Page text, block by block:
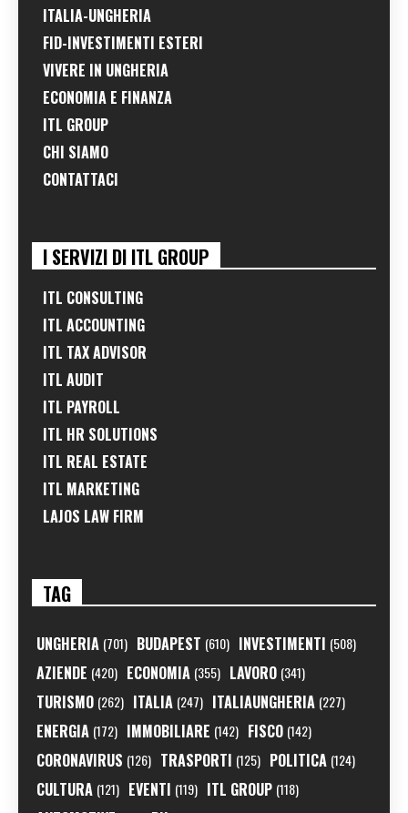
ITALIA-UNGHERIA
FID-INVESTIMENTI ESTERI
VIVERE IN UNGHERIA
ECONOMIA E FINANZA
ITL GROUP
CHI SIAMO
CONTATTACI
I SERVIZI DI ITL GROUP
ITL CONSULTING
ITL ACCOUNTING
ITL TAX ADVISOR
ITL AUDIT
ITL PAYROLL
ITL HR SOLUTIONS
ITL REAL ESTATE
ITL MARKETING
LAJOS LAW FIRM
TAG
UNGHERIA (701) BUDAPEST (610) INVESTIMENTI (508)
AZIENDE (420) ECONOMIA (355) LAVORO (341)
TURISMO (262) ITALIA (247) ITALIAUNGHERIA (227)
ENERGIA (172) IMMOBILIARE (142) FISCO (142)
CORONAVIRUS (126) TRASPORTI (125) POLITICA (124)
CULTURA (121) EVENTI (119) ITL GROUP (118)